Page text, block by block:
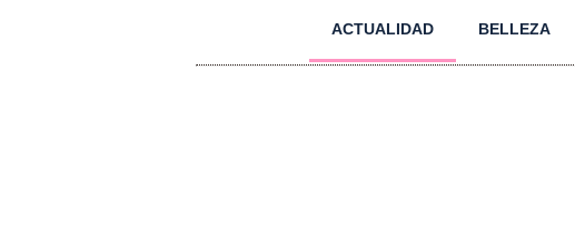
ACTUALIDAD BELLEZA